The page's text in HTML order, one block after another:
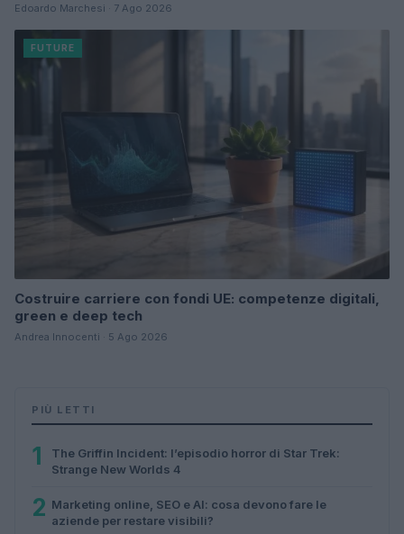
Edoardo Marchesi · 7 Ago 2026
FUTURE
Costruire carriere con fondi UE: competenze digitali,
green e deep tech
Andrea Innocenti · 5 Ago 2026
PIÙ LETTI
1
The Griffin Incident: l’episodio horror di Star Trek:
Strange New Worlds 4
2 Marketing online, SEO e AI: cosa devono fare le
aziende per restare visibili?